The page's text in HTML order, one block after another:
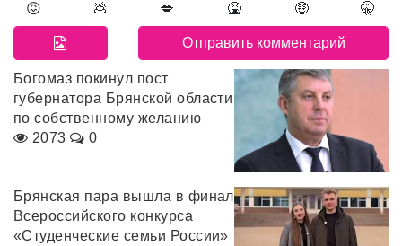
😖 💩 💋 🤮 🤑 🤫
Богомаз покинул пост
губернатора Брянской области
по собственному желанию
2073
0
Брянская пара вышла в финал
Всероссийского конкурса
«Студенческие семьи России»